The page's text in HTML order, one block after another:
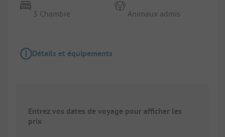
3 Chambre Animaux admis
Détails et équipements
Entrez vos dates de voyage pour afficher les
prix